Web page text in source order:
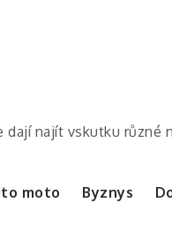
dají najít vskutku
moto Byznys